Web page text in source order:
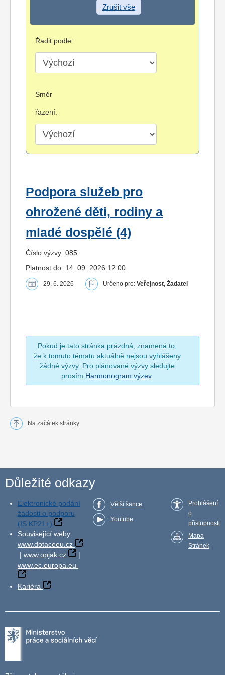
Zrušit vše
Řadit podle:
Směr
řazení:
Podpora služeb pro
ohrožené děti, rodiny a
mladé dospělé (4)
Číslo výzvy: 085
Platnost do: 14. 09. 2026 12:00
29. 6. 2026 Určeno pro: Veřejnost, Žadatel
Pokud je tato stránka prázdná, znamená to,
že k tomuto tématu aktuálně nejsou vyhlášeny
žádné výzvy. Pro plánované výzvy sledujte
prosím Harmonogram výzev.
Na začátek stránky
Důležité odkazy
Elektronické podání
žádosti o podporu
(IS KP21+)
Související weby:
www.dotaceeu.cz
| www.opjak.cz
|
www.ec.europa.eu
Kariéra
Větší šance
Youtube
Prohlášení
o
přístupnosti
Mapa
Stránek